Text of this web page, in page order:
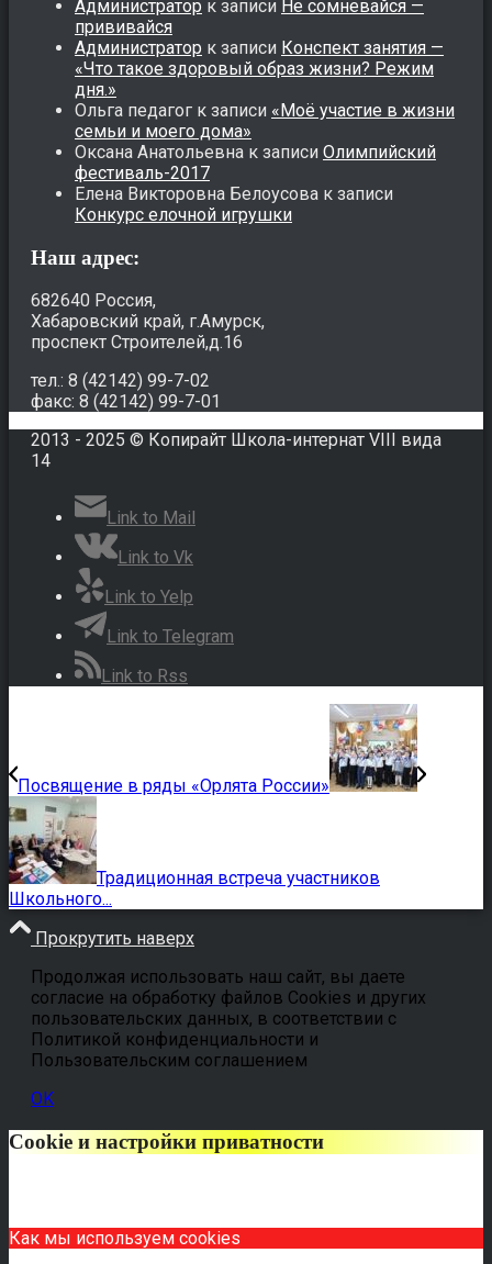
Администратор к записи Не сомневайся —
прививайся
Администратор к записи Конспект занятия —
«Что такое здоровый образ жизни? Режим
дня.»
Ольга педагог к записи «Моё участие в жизни
семьи и моего дома»
Оксана Анатольевна к записи Олимпийский
фестиваль-2017
Елена Викторовна Белоусова к записи
Конкурс елочной игрушки
Наш адрес:
682640 Россия,
Хабаровский край, г.Амурск,
проспект Строителей,д.16
тел.: 8 (42142) 99-7-02
факс: 8 (42142) 99-7-01
2013 - 2025 © Копирайт Школа-интернат VIII вида
14
Link to Mail
Link to Vk
Link to Yelp
Link to Telegram
Link to Rss
Посвящение в ряды «Орлята России»
Традиционная встреча участников
Школьного...
Прокрутить наверх
Продолжая использовать наш сайт, вы даете
согласие на обработку файлов Cookies и других
пользовательских данных, в соответствии с
Политикой конфиденциальности и
Пользовательским соглашением
OK
Cookie и настройки приватности
Как мы используем cookies